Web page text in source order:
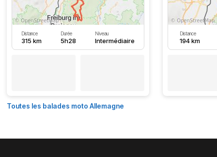
Distance
315 km
Durée
5h28
Niveau
Intermédiaire
Distance
194 km
Toutes les balades moto Allemagne